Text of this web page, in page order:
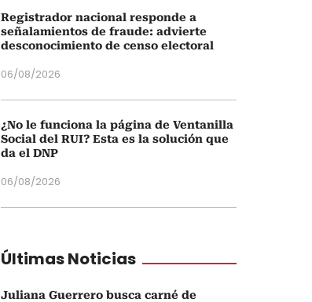
Registrador nacional responde a
señalamientos de fraude: advierte
desconocimiento de censo electoral
06/08/2026
¿No le funciona la página de Ventanilla
Social del RUI? Esta es la solución que
da el DNP
06/08/2026
Últimas Noticias
Juliana Guerrero busca carné de